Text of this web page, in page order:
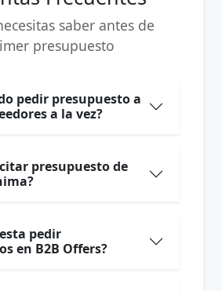
saber antes de
presupuesto
pedir presupuesto a
a la vez?
presupuesto de
pedir
en B2B Offers?